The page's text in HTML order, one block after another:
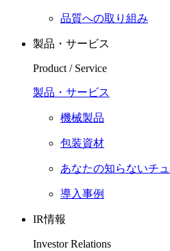
品質への取り組み
製品・サービス
Product / Service
製品・サービス
機械製品
包装資材
あなたの知らないチ
導入事例
IR情報
Investor Relations